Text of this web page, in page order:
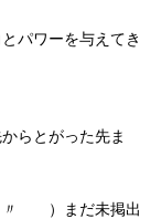
パワーを与えてき
らとがった先ま
まだ未掲出